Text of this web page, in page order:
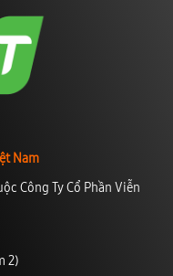
Nam
Công Ty Cổ Phần Viễn
2)